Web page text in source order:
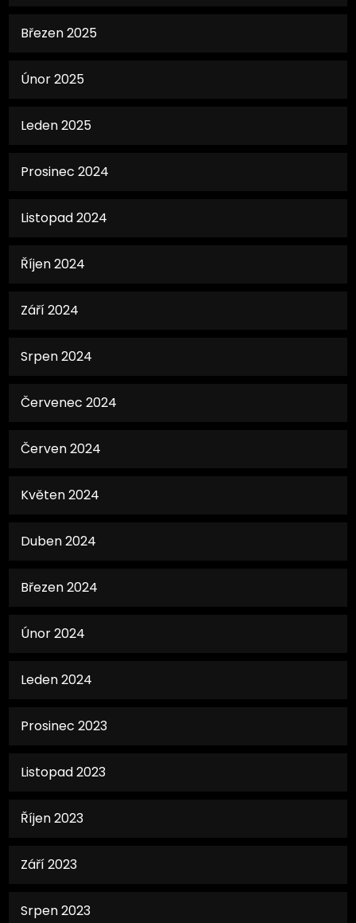
Březen 2025
Únor 2025
Leden 2025
Prosinec 2024
Listopad 2024
Říjen 2024
Září 2024
Srpen 2024
Červenec 2024
Červen 2024
Květen 2024
Duben 2024
Březen 2024
Únor 2024
Leden 2024
Prosinec 2023
Listopad 2023
Říjen 2023
Září 2023
Srpen 2023